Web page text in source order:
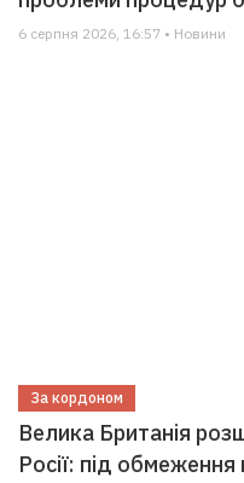
6 серпня 2026, 16:57 • Новини
За кордоном
Велика Британія
Росії: під